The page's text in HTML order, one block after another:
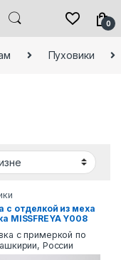
0
Пуховики
самые недавние
с отделкой из меха
MISSFREYA Y008
с примеркой по
России